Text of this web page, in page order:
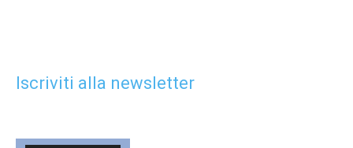
Iscriviti alla newsletter